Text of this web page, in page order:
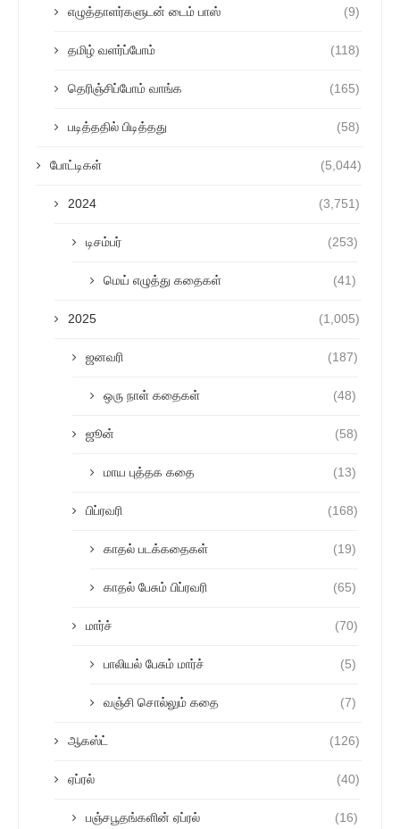
எழுத்தாளர்களுடன் டைம் பாஸ் (9)
தமிழ் வளர்ப்போம் (118)
தெரிஞ்சிப்போம் வாங்க (165)
படித்ததில் பிடித்தது (58)
போட்டிகள் (5,044)
2024 (3,751)
டிசம்பர் (253)
மெய் எழுத்து கதைகள் (41)
2025 (1,005)
ஜனவரி (187)
ஒரு நாள் கதைகள் (48)
ஜூன் (58)
மாய புத்தக கதை (13)
பிப்ரவரி (168)
காதல் படக்கதைகள் (19)
காதல் பேசும் பிப்ரவரி (65)
மார்ச் (70)
பாலியல் பேசும் மார்ச் (5)
வஞ்சி சொல்லும் கதை (7)
ஆகஸ்ட் (126)
ஏப்ரல் (40)
பஞ்சபூதங்களின் ஏப்ரல் (16)